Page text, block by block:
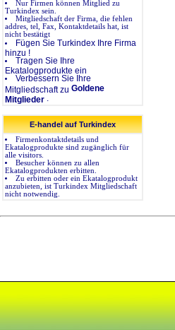
Nur Firmen können Mitglied zu
Turkindex sein.
Mitgliedschaft der Firma, die fehlen
addres, tel, Fax, Kontaktdetails hat, ist
nicht bestätigt
Fügen Sie Turkindex Ihre Firma
hinzu !
Tragen Sie Ihre
Ekatalogprodukte ein
Verbessern Sie Ihre
Mitgliedschaft zu Goldene
Mitglieder .
E-handel auf Turkindex
Firmenkontaktdetails und
Ekatalogprodukte sind zugänglich für
alle visitors.
Besucher können zu allen
Ekatalogprodukten erbitten.
Zu erbitten oder ein Ekatalogprodukt
anzubieten, ist Turkindex Mitgliedschaft
nicht notwendig.